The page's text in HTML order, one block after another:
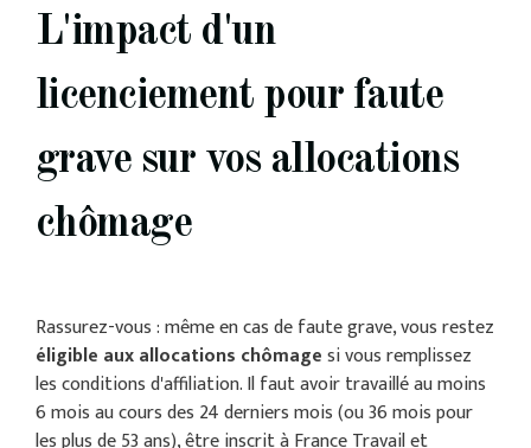
L'impact d'un
licenciement pour faute
grave sur vos allocations
chômage
Rassurez-vous : même en cas de faute grave, vous restez
éligible aux allocations chômagesi vous remplissez
les conditions d'affiliation. Il faut avoir travaillé au moins
6 mois au cours des 24 derniers mois (ou 36 mois pour